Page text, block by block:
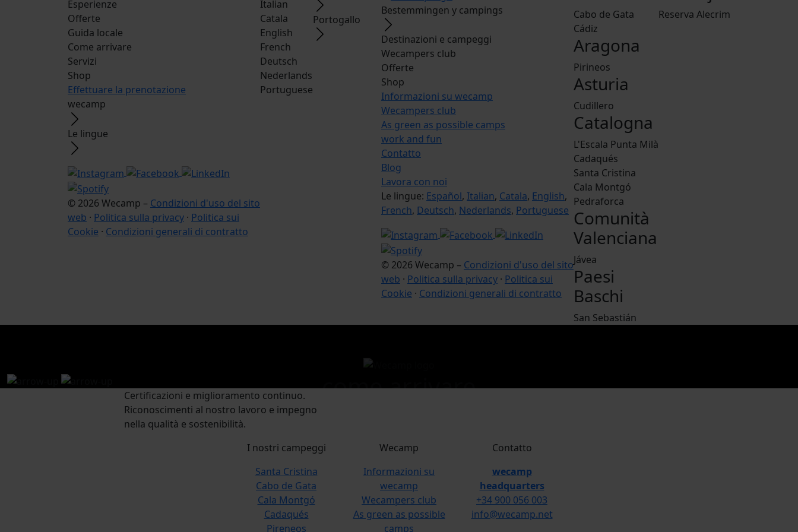
Esperienze
Offerte
Guida locale
Come arrivare
Servizi
Shop
Effettuare la prenotazione
wecamp
Le lingue
© 2026 Wecamp – Condizioni d'uso del sito
web · Politica sulla privacy · Politica sui
Cookie · Condizioni generali di contratto
Italian
Catala
English
French
Deutsch
Nederlands
Portuguese
Portogallo
Bestemmingen y campings
Destinazioni e campeggi
Wecampers club
Offerte
Shop
Informazioni su wecamp
Wecampers club
As green as possible camps
work and fun
Contatto
Blog
Lavora con noi
Le lingue: Español, Italian, Catala, English,
French, Deutsch, Nederlands, Portuguese
© 2026 Wecamp – Condizioni d'uso del sito
web · Politica sulla privacy · Politica sui
Cookie · Condizioni generali di contratto
Cabo de Gata
Cádiz
Aragona
Pirineos
Asturia
Cudillero
Catalogna
L'Escala Punta Milà
Cadaqués
Santa Cristina
Cala Montgó
Pedraforca
Comunità
Valenciana
Jávea
Paesi
Baschi
San Sebastián
Reserva Alecrim
come arrivare
Certificazioni e miglioramento continuo.
Riconoscimenti al nostro lavoro e impegno
nella qualità e sostenibilità.
I nostri campeggi
Santa Cristina
Cabo de Gata
Cala Montgó
Cadaqués
Pireneos
Wecamp
Informazioni su
wecamp
Wecampers club
As green as possible
camps
Contatto
wecamp
headquarters
+34 900 056 003
info@wecamp.net